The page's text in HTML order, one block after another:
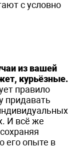
с условно
из вашей
курьёзные.
правило
придавать
И всё же
его опыте в